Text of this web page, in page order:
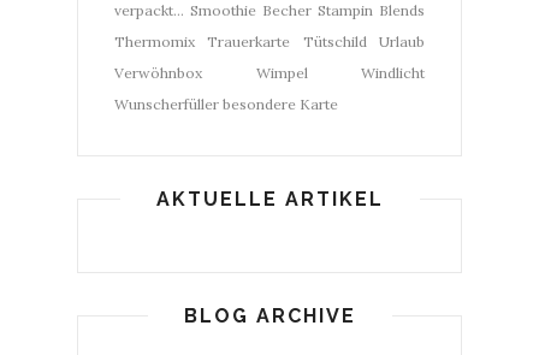
verpackt... Smoothie Becher Stampin Blends
Thermomix
Trauerkarte Tütschild
Urlaub
Verwöhnbox
Wimpel
Windlicht
Wunscherfüller besondere Karte
AKTUELLE ARTIKEL
BLOG ARCHIVE